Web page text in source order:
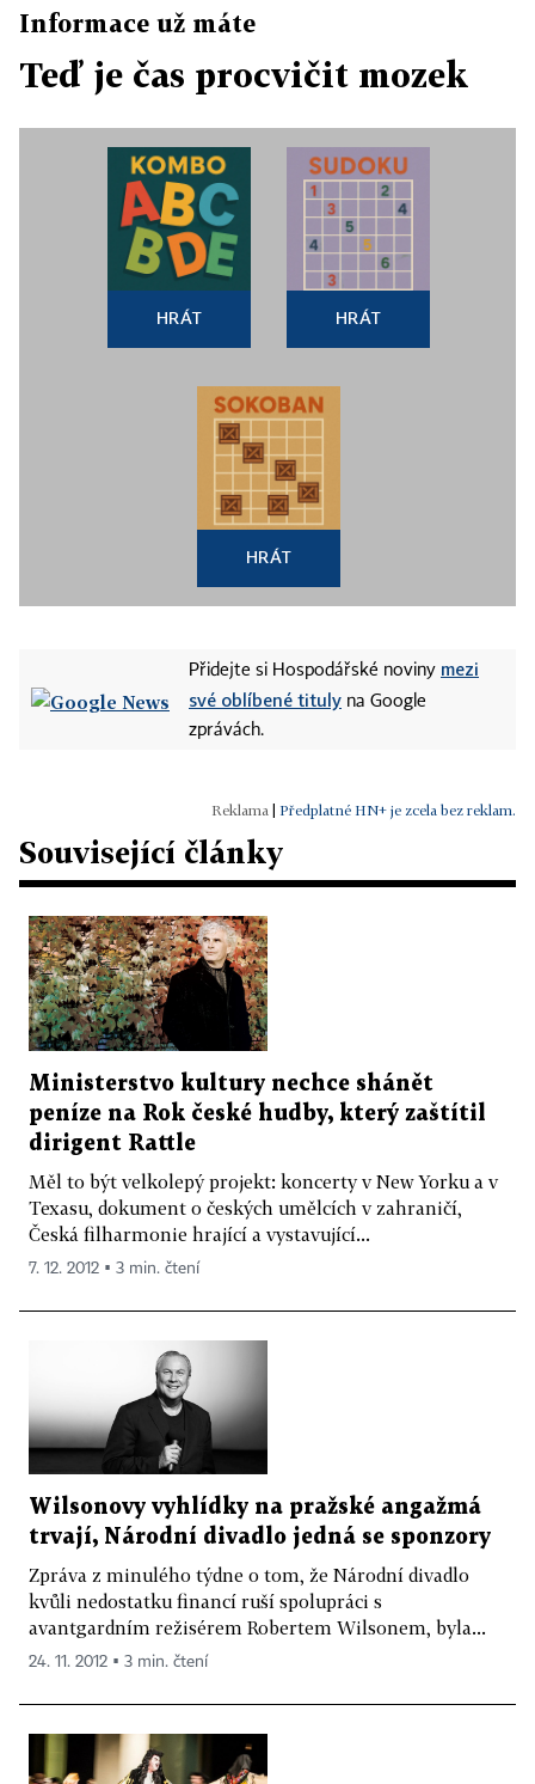
Informace už máte
Teď je čas procvičit mozek
HRÁT HRÁT
HRÁT
Přidejte si Hospodářské noviny mezi
své oblíbené tituly na Google
zprávách.
Předplatné HN+ je zcela bez reklam.
Související články
Ministerstvo kultury nechce shánět
peníze na Rok české hudby, který zaštítil
dirigent Rattle
Měl to být velkolepý projekt: koncerty v New Yorku a v
Texasu, dokument o českých umělcích v zahraničí,
Česká filharmonie hrající a vystavující...
7. 12. 2012 ▪ 3 min. čtení
Wilsonovy vyhlídky na pražské angažmá
trvají, Národní divadlo jedná se sponzory
Zpráva z minulého týdne o tom, že Národní divadlo
kvůli nedostatku financí ruší spolupráci s
avantgardním režisérem Robertem Wilsonem, byla...
24. 11. 2012 ▪ 3 min. čtení